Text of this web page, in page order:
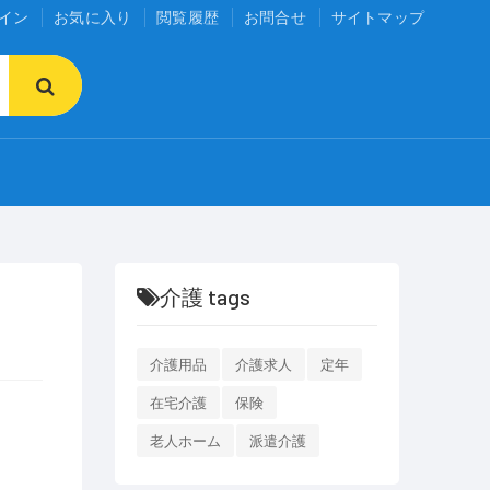
ン お気に入り 閲覧履歴 お問合せ サイトマップ
介護 tags
介護用品 介護求人 定年
在宅介護 保険
老人ホーム 派遣介護